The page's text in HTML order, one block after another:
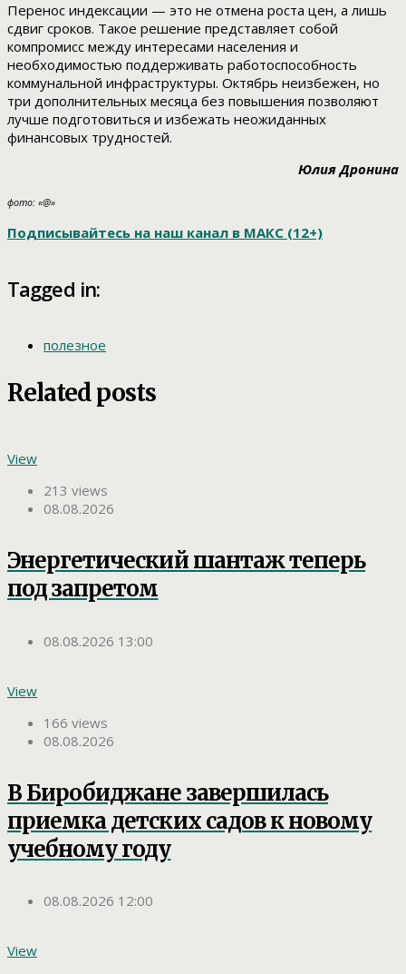
Перенос индексации — это не отмена роста цен, а лишь
сдвиг сроков. Такое решение представляет собой
компромисс между интересами населения и
необходимостью поддерживать работоспособность
коммунальной инфраструктуры. Октябрь неизбежен, но
три дополнительных месяца без повышения позволяют
лучше подготовиться и избежать неожиданных
финансовых трудностей.
Юлия Дронина
фото: «@»
Подписывайтесь на наш канал в МАКС (12+)
Tagged in:
полезное
Related posts
View
213 views
08.08.2026
Энергетический шантаж теперь
под запретом
08.08.2026 13:00
View
166 views
08.08.2026
В Биробиджане завершилась
приемка детских садов к новому
учебному году
08.08.2026 12:00
View